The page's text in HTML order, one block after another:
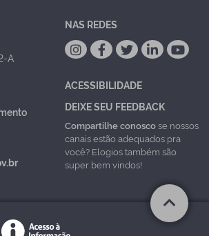
A
NAS REDES
ACESSIBILIDADE
DEIXE SEU FEEDBACK
Compartilhe conoscose nossos
canais estão adequados pra
você? Elogios também são
super bem vindos!